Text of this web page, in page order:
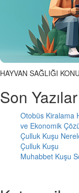
HAYVAN SAĞLIĞI
Son Yazılar
Otobüs Kiralama
ve Ekonomik
Çulluk Kuşu
Çulluk Kuşu
Muhabbet Kuşu